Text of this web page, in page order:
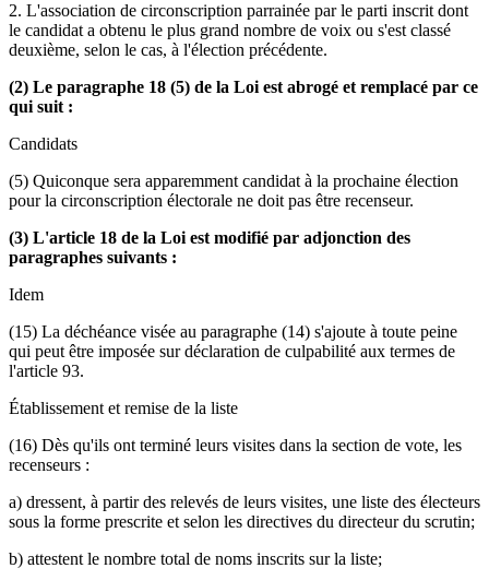
2. L'association de circonscription parrainée par le parti inscrit dont
le candidat a obtenu le plus grand nombre de voix ou s'est classé
deuxième, selon le cas, à l'élection précédente.
(2) Le paragraphe 18 (5) de la Loi est abrogé et remplacé par ce
qui suit :
Candidats
(5) Quiconque sera apparemment candidat à la prochaine élection
pour la circonscription électorale ne doit pas être recenseur.
(3) L'article 18 de la Loi est modifié par adjonction des
paragraphes suivants :
Idem
(15) La déchéance visée au paragraphe (14) s'ajoute à toute peine
qui peut être imposée sur déclaration de culpabilité aux termes de
l'article 93.
Établissement et remise de la liste
(16) Dès qu'ils ont terminé leurs visites dans la section de vote, les
recenseurs :
a) dressent, à partir des relevés de leurs visites, une liste des électeurs
sous la forme prescrite et selon les directives du directeur du scrutin;
b) attestent le nombre total de noms inscrits sur la liste;